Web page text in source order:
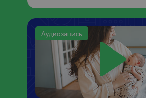
Аудиозапись